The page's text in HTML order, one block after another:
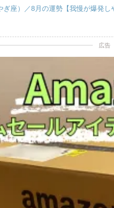
ぎ座）／8月の運勢【我慢が爆発
広告